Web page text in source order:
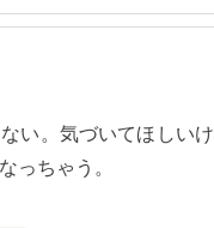
い。気づいてほしいけ
っちゃう。